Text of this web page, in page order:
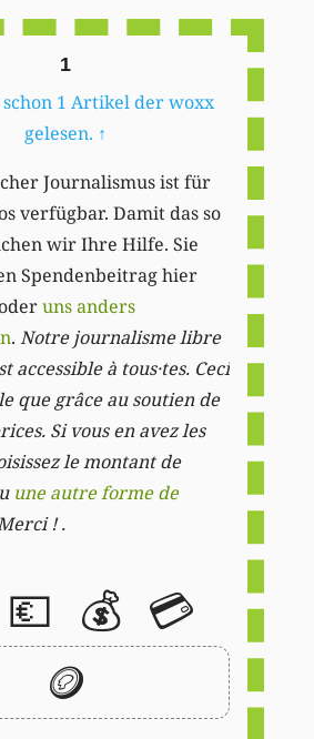
1
schon 1 Artikel der woxx
gelesen. ↑
Journalismus ist für
verfügbar. Damit das so
wir Ihre Hilfe. Sie
Spendenbeitrag hier
uns anders
. Notre journalisme libre
accessible à tous·tes. Ceci
que grâce au soutien de
Si vous en avez les
le montant de
une autre forme de
! .
💶 💰 💳
🪙